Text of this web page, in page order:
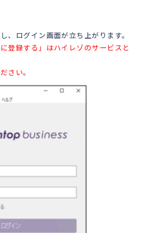
、ログイン画面が立ち上がります。
登録する」はハイレゾのサービスと
さい。